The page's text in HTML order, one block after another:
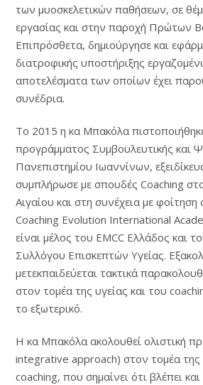
των μυοσκελετικών παθήσεων, σε
εργασίας και στην παροχή Πρώτων
Επιπρόσθετα, δημιούργησε και
διατροφικής υποστήριξης
αποτελέσματα των οποίων έχει
συνέδρια.
Το 2015 η κα Μπακόλα
προγράμματος Συμβουλευτικής και
Πανεπιστημίου Ιωαννίνων,
συμπλήρωσε με σπουδές Coaching
Αιγαίου και στη συνέχεια με
Coaching Evolution International
είναι μέλος του EMCC Ελλάδος και
Συλλόγου Επισκεπτών Υγείας.
μετεκπαιδεύεται τακτικά
στον τομέα της υγείας και του
το εξωτερικό.
Η κα Μπακόλα ακολουθεί ολιστική
integrative approach) στον τομέα της
coaching, που σημαίνει ότι βλέπει